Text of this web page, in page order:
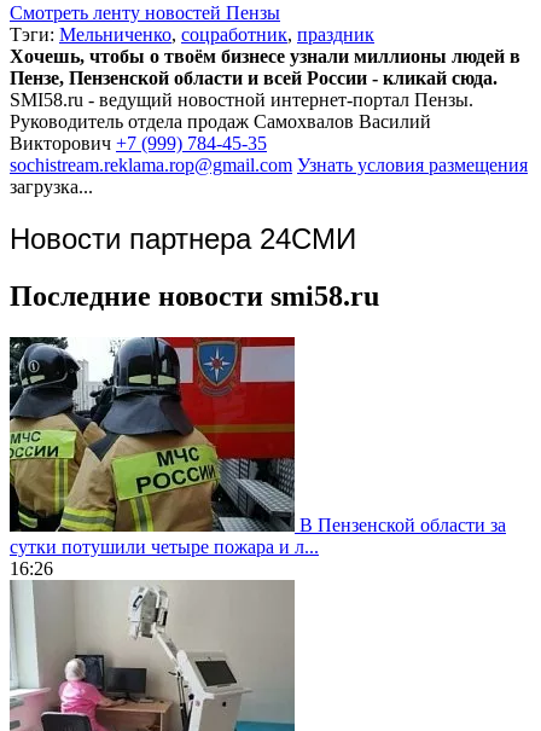
Смотреть ленту новостей Пензы
Тэги: Мельниченко, соцработник, праздник
Хочешь, чтобы о твоём бизнесе узнали миллионы людей в
Пензе, Пензенской области и всей России - кликай сюда.
SMI58.ru - ведущий новостной интернет-портал Пензы.
Руководитель отдела продаж Самохвалов Василий
Викторович +7 (999) 784-45-35
sochistream.reklama.rop@gmail.com Узнать условия размещения
загрузка...
Новости партнера 24СМИ
Последние новости smi58.ru
В Пензенской области за
сутки потушили четыре пожара и л...
16:26